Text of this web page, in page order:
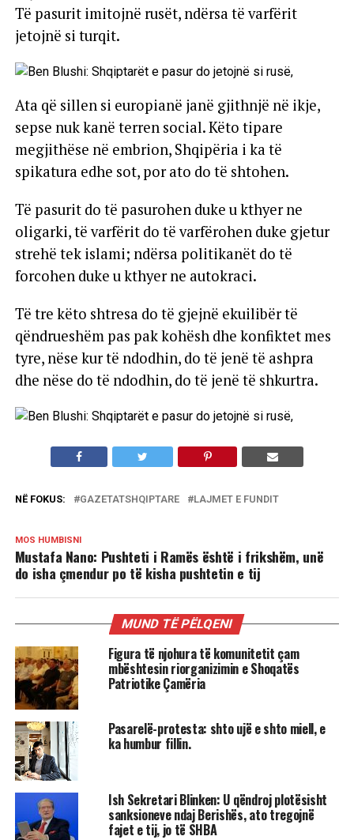
Të pasurit imitojnë rusët, ndërsa të varfërit
jetojnë si turqit.
Ata që sillen si europianë janë gjithnjë në ikje,
sepse nuk kanë terren social. Këto tipare
megjithëse në embrion, Shqipëria i ka të
spikatura edhe sot, por ato do të shtohen.
Të pasurit do të pasurohen duke u kthyer ne
oligarki, të varfërit do të varfërohen duke gjetur
strehë tek islami; ndërsa politikanët do të
forcohen duke u kthyer ne autokraci.
Të tre këto shtresa do të gjejnë ekuilibër të
qëndrueshëm pas pak kohësh dhe konfiktet mes
tyre, nëse kur të ndodhin, do të jenë të ashpra
dhe nëse do të ndodhin, do të jenë të shkurtra.
NË FOKUS: GAZETATSHQIPTARE LAJMET E FUNDIT
MOS HUMBISNI
Mustafa Nano: Pushteti i Ramës është i frikshëm, unë
do isha çmendur po të kisha pushtetin e tij
MUND TË PËLQENI
Figura të njohura të komunitetit çam
mbështesin riorganizimin e Shoqatës
Patriotike Çamëria
Pasarelë-protesta: shto ujë e shto miell, e
ka humbur fillin.
Ish Sekretari Blinken: U qëndroj plotësisht
sanksioneve ndaj Berishës, ato tregojnë
fajet e tij, jo të SHBA